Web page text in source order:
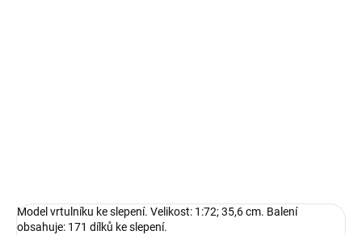
Model vrtulníku ke slepení. Velikost: 1:72; 35,6 cm. Balení
obsahuje: 171 dílků ke slepení.